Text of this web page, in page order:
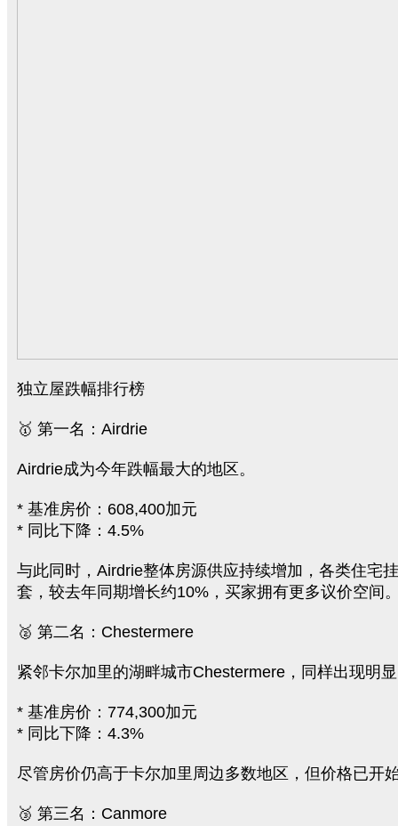
独立屋跌幅排行榜
🥇 第一名：Airdrie
Airdrie成为今年跌幅最大的地区。
* 基准房价：608,400加元
* 同比下降：4.5%
与此同时，Airdrie整体房源供应持续增加，各类住宅
套，较去年同期增长约10%，买家拥有更多议价空间
🥈 第二名：Chestermere
紧邻卡尔加里的湖畔城市Chestermere，同样出现明
* 基准房价：774,300加元
* 同比下降：4.3%
尽管房价仍高于卡尔加里周边多数地区，但价格已开
🥉 第三名：Canmore